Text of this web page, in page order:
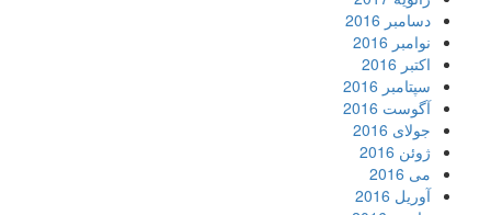
دسامبر 2016
نوامبر 2016
اکتبر 2016
سپتامبر 2016
آگوست 2016
جولای 2016
ژوئن 2016
می 2016
آوریل 2016